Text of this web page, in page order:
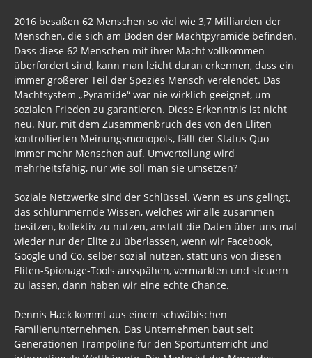
2016 besaßen 62 Menschen so viel wie 3,7 Milliarden der
Menschen, die sich am Boden der Machtpyramide befinden.
Dass diese 62 Menschen mit ihrer Macht vollkommen
überfordert sind, kann man leicht daran erkennen, dass ein
immer größerer Teil der Spezies Mensch verelendet. Das
Machtsystem „Pyramide“ war nie wirklich geeignet, um
sozialen Frieden zu garantieren. Diese Erkenntnis ist nicht
neu. Nur, mit dem Zusammenbruch des von den Eliten
kontrollierten Meinungsmonopols, fällt der Status Quo
immer mehr Menschen auf. Umverteilung wird
mehrheitsfähig, nur wie soll man sie umsetzen?
Soziale Netzwerke sind der Schlüssel. Wenn es uns gelingt,
das schlummernde Wissen, welches wir alle zusammen
besitzen, kollektiv zu nutzen, anstatt die Daten über uns mal
wieder nur der Elite zu überlassen, wenn wir Facebook,
Google und Co. selber sozial nutzen, statt uns von diesen
Eliten-Spionage-Tools ausspähen, vermarkten und steuern
zu lassen, dann haben wir eine echte Chance.
Dennis Hack kommt aus einem schwäbischen
Familienunternehmen. Das Unternehmen baut seit
Generationen Trampoline für den Sportunterricht und